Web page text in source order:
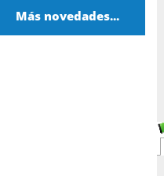
Más novedades...